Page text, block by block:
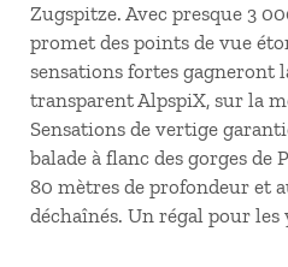
Zugspitze. Avec presque 3
promet des points de vue
sensations fortes gagneront
transparent AlpspiX, sur la
Sensations de vertige
balade à flanc des gorges de
80 mètres de profondeur et
déchaînés. Un régal pour les